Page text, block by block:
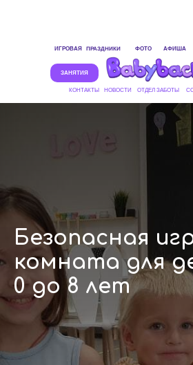
ЗАНЯТИЯ
ИГРОВАЯ ПРАЗДНИКИ ФОТО АФИША
КОНТАКТЫ НОВОСТИ ОТДЕЛ ЗАБОТЫ
Безопасная
комната для
0 до 8 лет